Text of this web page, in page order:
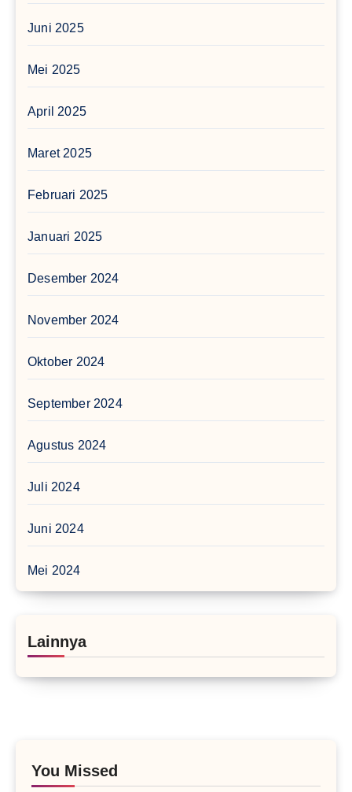
Juni 2025
Mei 2025
April 2025
Maret 2025
Februari 2025
Januari 2025
Desember 2024
November 2024
Oktober 2024
September 2024
Agustus 2024
Juli 2024
Juni 2024
Mei 2024
Lainnya
You Missed